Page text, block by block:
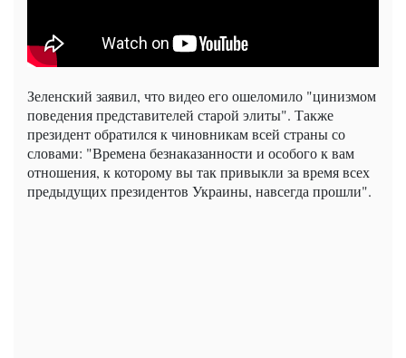
Зеленский заявил, что видео его ошеломило "цинизмом
поведения представителей старой элиты". Также
президент обратился к чиновникам всей страны со
словами: "Времена безнаказанности и особого к вам
отношения, к которому вы так привыкли за время всех
предыдущих президентов Украины, навсегда прошли".